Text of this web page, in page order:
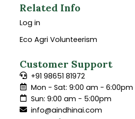
Related Info
Log in
Eco Agri Volunteerism
Customer Support
+91 98651 81972
Mon - Sat: 9:00 am - 6:00pm
Sun: 9:00 am - 5:00pm
info@aindhinai.com